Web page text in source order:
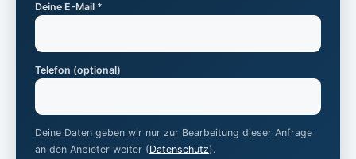
Deine E-Mail *
Telefon (optional)
Deine Daten geben wir nur zur Bearbeitung dieser Anfrage
an den Anbieter weiter (Datenschutz).